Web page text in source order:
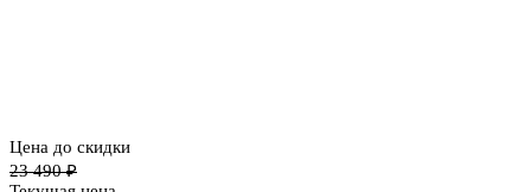
Цена до скидки
23 490 ₽